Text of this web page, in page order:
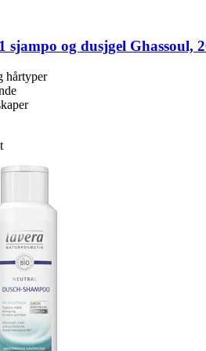
sjampo og dusjgel Ghassoul,
hårtyper